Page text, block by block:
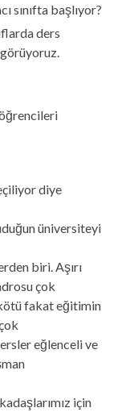
sınıfta başlıyor?
ders
diye
üniversiteyi
biri. Aşırı
çok
fakat eğitimin
eğlenceli ve
için